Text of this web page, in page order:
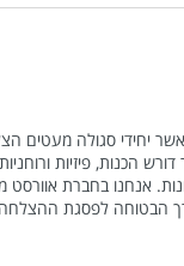
יחידי סגולה מעטים
הכנות, פיזיות ורוחניות.
אנחנו בחברת
הבטוחה לפסגת ההצלחה